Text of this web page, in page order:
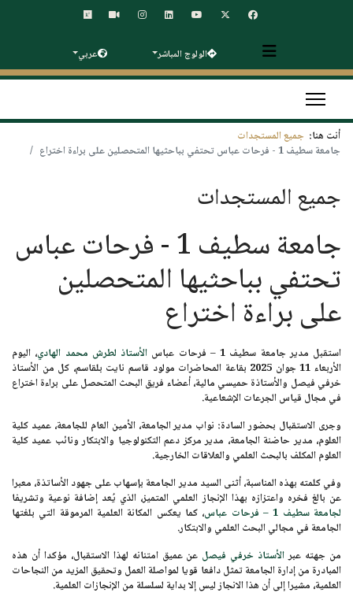
الولوج المباشر عربي
أنت هنا: جميع المستجدات
جامعة سطيف 1 - فرحات عباس تحتفي بباحثيها المتحصلين على براءة اختراع
جميع المستجدات
جامعة سطيف 1 - فرحات عباس
تحتفي بباحثيها المتحصلين
على براءة اختراع
استقبل مدير جامعة سطيف 1 – فرحات عباس الأستاذ لطرش محمد الهادي، اليوم
الأربعاء 11 جوان 2025
بقاعة المحاضرات مولود قاسم نايت بلقاسم، كل من الأستاذ
خرفي فيصل والأستاذة حميسي مالية، أعضاء فريق البحث المتحصل على براءة اختراع
في مجال قياس الجرعات الإشعاعية.
وجرى الاستقبال بحضور السادة: نواب مدير الجامعة، الأمين العام للجامعة، عميد كلية
العلوم، مدير حاضنة الجامعة، مدير مركز دعم التكنولوجيا والابتكار ونائب عميد كلية
العلوم المكلف بالبحث العلمي والعلاقات الخارجية.
وفي كلمته بهذه المناسبة، أثنى السيد مدير الجامعة بإسهاب على جهود الأساتذة، معبرا
عن بالغ فخره واعتزازه بهذا الإنجاز العلمي المتميز، الذي يُعد إضافة نوعية وتشريفا
لجامعة سطيف 1 – فرحات عباس
، كما يعكس المكانة العلمية المرموقة التي بلغتها
الجامعة في مجالي البحث العلمي والابتكار.
من جهته عبرالأستاذ خرفي فيصل عن عميق امتنانه لهذا الاستقبال، مؤكدا أن هذه
المبادرة من إدارة الجامعة تمثل دافعا قويا لمواصلة العمل وتحقيق المزيد من النجاحات
العلمية، مشيرا إلى أن هذا الانجاز ليس إلا بداية لسلسلة من الإنجازات العلمية.